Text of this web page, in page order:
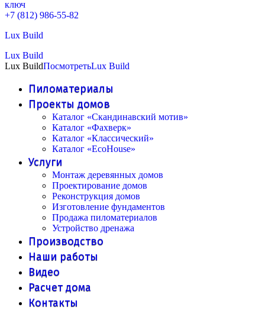
+7 (812) 986-55-82
Lux Build
Lux Build
Lux BuildПосмотретьLux Build
Пиломатериалы
Проекты домов
Каталог «Скандинавский мотив»
Каталог «Фахверк»
Каталог «Классический»
Каталог «EcoHouse»
Услуги
Монтаж деревянных домов
Проектирование домов
Реконструкция домов
Изготовление фундаментов
Продажа пиломатериалов
Устройство дренажа
Производство
Наши работы
Видео
Расчет дома
Контакты